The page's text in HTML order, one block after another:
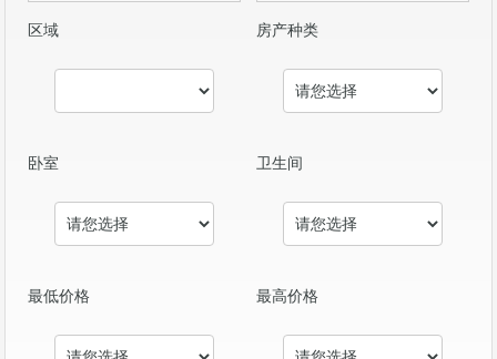
区域 房产种类
卧室 卫生间
最低价格 最高价格